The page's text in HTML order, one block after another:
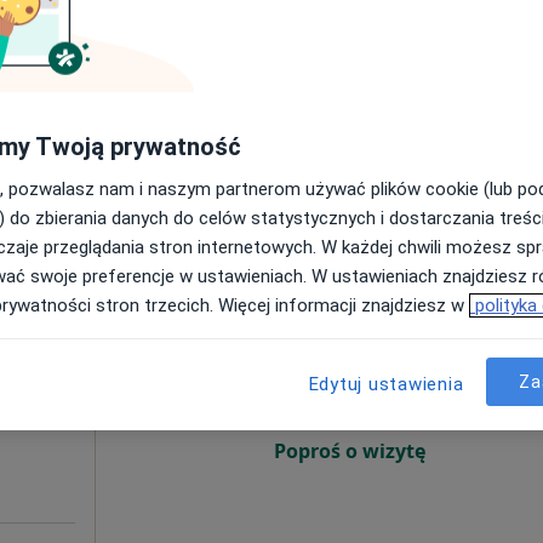
Mapa
łódzkie, w obszarach bliskich Twojemu
Dziś Jutro Ndz, Pon,
Umawianie online nie jest dostępne
Poproś o wizytę
Twoją prywatność
pozwalasz nam i naszym partnerom używać plików cookie (lub
do zbierania danych do celów statystycznych i dostarczania
przeglądania stron internetowych. W każdej chwili możesz
swoje preferencje w ustawieniach. W ustawieniach znajdziesz
stron trzecich. Więcej informacji znajdziesz w polityka
Edytuj ustawienia